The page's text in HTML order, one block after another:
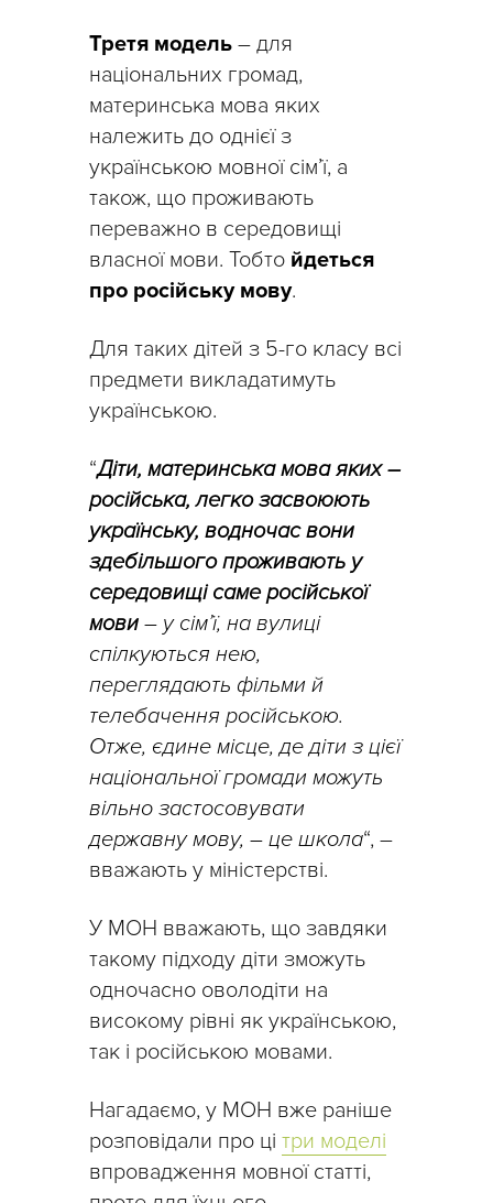
Третя модель – для
національних громад,
материнська мова яких
належить до однієї з
українською мовної сім’ї, а
також, що проживають
переважно в середовищі
власної мови. Тобто йдеться
про російську мову.
Для таких дітей з 5-го класу всі
предмети викладатимуть
українською.
“Діти, материнська мова яких –
російська, легко засвоюють
українську, водночас вони
здебільшого проживають у
середовищі саме російської
мови – у сім’ї, на вулиці
спілкуються нею,
переглядають фільми й
телебачення російською.
Отже, єдине місце, де діти з цієї
національної громади можуть
вільно застосовувати
державну мову, – це школа“, –
вважають у міністерстві.
У МОН вважають, що завдяки
такому підходу діти зможуть
одночасно оволодіти на
високому рівні як українською,
так і російською мовами.
Нагадаємо, у МОН вже раніше
розповідали про ці три моделі
впровадження мовної статті,